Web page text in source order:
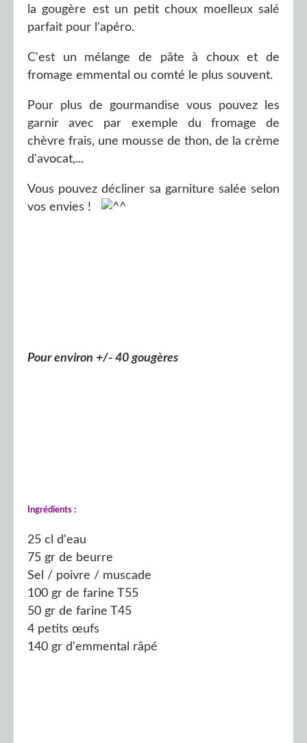
la gougère est un petit choux moelleux salé
parfait pour l'apéro.
C'est un mélange de pâte à choux et de
fromage emmental ou comté le plus souvent.
Pour plus de gourmandise vous pouvez les
garnir avec par exemple du fromage de
chèvre frais, une mousse de thon, de la crème
d'avocat,...
Vous pouvez décliner sa garniture salée selon
vos envies !
Pour environ +/- 40 gougères
Ingrédients :
25 cl d'eau
75 gr de beurre
Sel / poivre / muscade
100 gr de farine T55
50 gr de farine T45
4 petits œufs
140 gr d'emmental râpé